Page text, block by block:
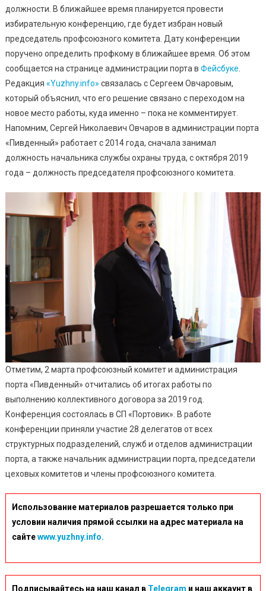
“Пивденный”
Изменится
Руководитель
должности. В ближайшее время планируется провести
избирательную конференцию, где будет избран новый
председатель профсоюзного комитета. Дату конференции
поручено определить профкому в ближайшее время. Об этом
сообщается на странице администрации порта в Фейсбуке
Редакция «Yuzhny.info» связалась с Сергеем Овчаровым,
который объяснил, что его решение связано с переходом на
новое место работы, куда именно – пока не комментирует.
Напомним, Сергей Николаевич Овчаров в администрации порта
«Пивденный» работает с 2014 года, сначала занимал
должность начальника службы охраны труда, с октября 2019
года – должность председателя профсоюзного комитета.
Отметим, 2 марта профсоюзный комитет и администрация
порта «Пивденный» отчитались об итогах работы по
выполнению коллективного договора за 2019 год.
Конференция состоялась в СП «Портовик». В работе
конференции приняли участие 28 делегатов от всех
структурных подразделений, служб и отделов администрации
порта, а также начальник администрации порта, председатели
цеховых комитетов и члены профсоюзного комитета.
Использование материалов разрешается только при
условии наличия прямой ссылки на адрес материала на
сайтеwww.yuzhny.info.
Подписывайтесь на наш канал в Telegram и наш аккаунт в